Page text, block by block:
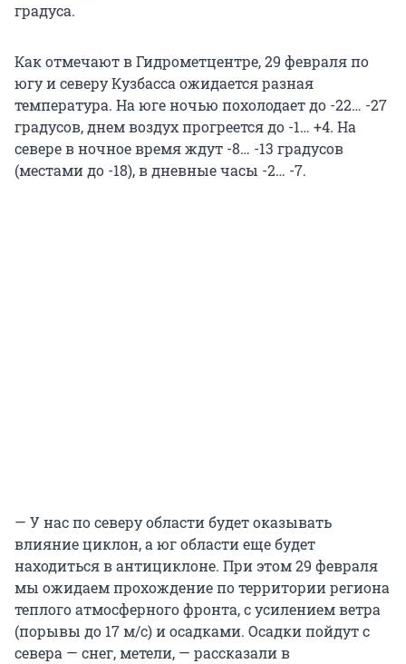
градуса.
Как отмечают в Гидрометцентре, 29 февраля по
югу и северу Кузбасса ожидается разная
температура. На юге ночью похолодает до -22… -27
градусов, днем воздух прогреется до -1… +4. На
севере в ночное время ждут -8… -13 градусов
(местами до -18), в дневные часы -2… -7.
— У нас по северу области будет оказывать
влияние циклон, а юг области еще будет
находиться в антициклоне. При этом 29 февраля
мы ожидаем прохождение по территории региона
теплого атмосферного фронта, с усилением ветра
(порывы до 17 м/с) и осадками. Осадки пойдут с
севера — снег, метели, — рассказали в